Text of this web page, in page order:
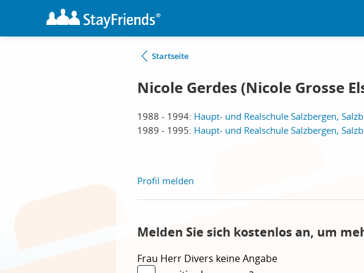
Startseite
Nicole Gerdes (Nicole Grosse
1988 - 1994: Haupt- und Realschule Salzbergen,
1989 - 1995: Haupt- und Realschule Salzbergen,
Profil melden
Melden Sie sich kostenlos an, um
Frau Herr Divers keine Angabe